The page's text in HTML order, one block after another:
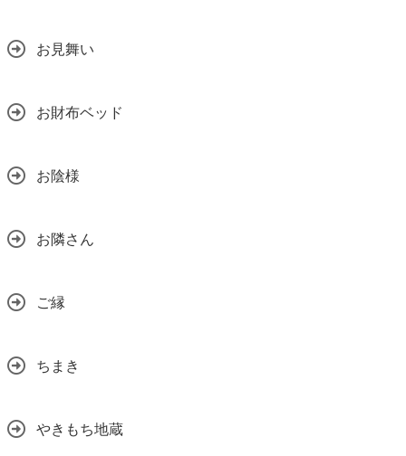
お見舞い
お財布ベッド
お陰様
お隣さん
ご縁
ちまき
やきもち地蔵